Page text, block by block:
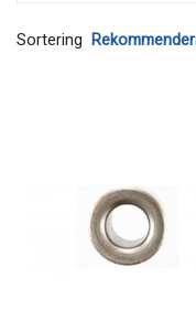
Sortering